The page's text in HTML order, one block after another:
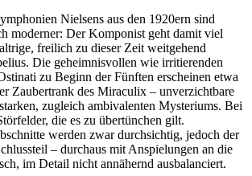
Nielsens aus den 1920ern sind
moderner: Der Komponist geht damit viel
freilich zu dieser Zeit weitgehend
Die geheimnisvollen wie irritierenden
zu Beginn der Fünften erscheinen etwa
Zaubertrank des Miraculix – unverzichtbare
zugleich ambivalenten Mysteriums. Bei
die es zu übertünchen gilt.
werden zwar durchsichtig, jedoch der
– durchaus mit Anspielungen an die
im Detail nicht annähernd ausbalanciert.